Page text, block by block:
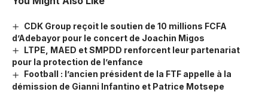
CDK Group reçoit le soutien de 10 millions FCFA
d’Adebayor pour le concert de Joachin Migos
LTPE, MAED et SMPDD renforcent leur partenariat
pour la protection de l’enfance
Football : l’ancien président de la FTF appelle à la
démission de Gianni Infantino et Patrice Motsepe